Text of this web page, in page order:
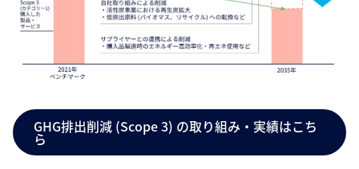
GHG排出削減 (Scope 3) の取り組み・実績はこち
ら